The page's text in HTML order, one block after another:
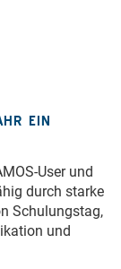
EIN
User und
durch starke
Schulungstag,
und